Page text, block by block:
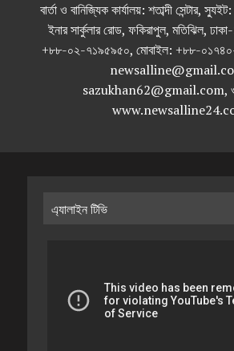
বার্তা ও বানিজ্যিক কার্যালয়: শতাব্দী সেন্টার,
ইনার সার্কুলার রোড, ফকিরাপুল, মতিঝিল,
+৮৮-০২-৭১৯৫৯৫০, মোবাইল: +৮৮-
sazukhan62@gmail.com,
এ্যালাইন টিভি